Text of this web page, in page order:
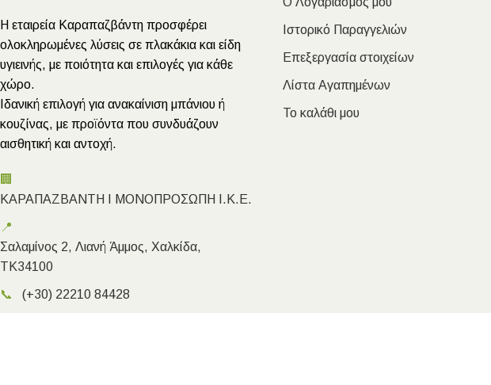
Η εταιρεία Καραπαζβάντη προσφέρει
ολοκληρωμένες λύσεις σε πλακάκια και είδη
υγιεινής, με ποιότητα και επιλογές για κάθε
χώρο.
Ιδανική επιλογή για ανακαίνιση μπάνιου ή
κουζίνας, με προϊόντα που συνδυάζουν
αισθητική και αντοχή.
🏢
ΚΑΡΑΠΑΖΒΑΝΤΗ Ι ΜΟΝΟΠΡΟΣΩΠΗ Ι.Κ.Ε.
📍
Σαλαμίνος 2, Λιανή Άμμος, Χαλκίδα,
ΤΚ34100
📞 (+30) 22210 84428
Ιστορικό Παραγγελιών
Επεξεργασία στοιχείων
Λίστα Αγαπημένων
Το καλάθι μου